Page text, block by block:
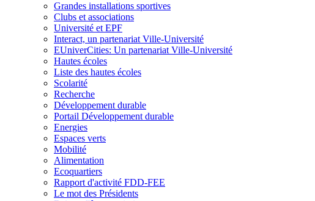
Grandes installations sportives
Clubs et associations
Université et EPF
Interact, un partenariat Ville-Université
EUniverCities: Un partenariat Ville-Université
Hautes écoles
Liste des hautes écoles
Scolarité
Recherche
Développement durable
Portail Développement durable
Energies
Espaces verts
Mobilité
Alimentation
Ecoquartiers
Rapport d'activité FDD-FEE
Le mot des Présidents